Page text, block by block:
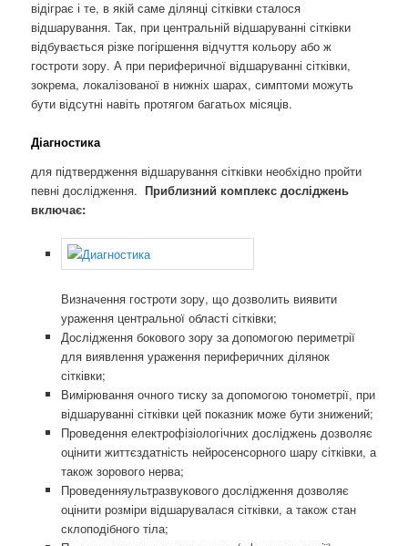
відіграє і те, в якій саме ділянці сітківки сталося
відшарування. Так, при центральній відшаруванні сітківки
відбувається різке погіршення відчуття кольору або ж
гостроти зору. А при периферичної відшаруванні сітківки,
зокрема, локалізованої в нижніх шарах, симптоми можуть
бути відсутні навіть протягом багатьох місяців.
Діагностика
для підтвердження відшарування сітківки необхідно пройти
певні дослідження. Приблизний комплекс досліджень
включає:
Визначення гостроти зору, що дозволить виявити
ураження центральної області сітківки;
Дослідження бокового зору за допомогою периметрії
для виявлення ураження периферичних ділянок
сітківки;
Вимірювання очного тиску за допомогою тонометрії, при
відшаруванні сітківки цей показник може бути знижений;
Проведення електрофізіологічних досліджень дозволяє
оцінити життєздатність нейросенсорного шару сітківки, а
також зорового нерва;
Проведенняультразвукового дослідження дозволяє
оцінити розміри відшарувалася сітківки, а також стан
склоподібного тіла;